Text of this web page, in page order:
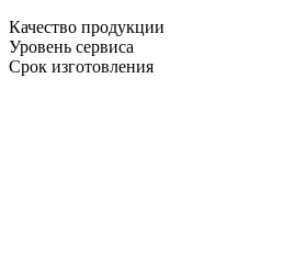
Качество продукции
Уровень сервиса
Срок изготовления